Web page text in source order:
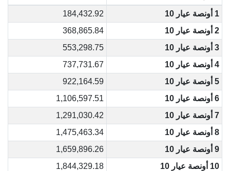
1 أونصة عيار 10
184,432.92
2 أونصة عيار 10
368,865.84
3 أونصة عيار 10
553,298.75
4 أونصة عيار 10
737,731.67
5 أونصة عيار 10
922,164.59
6 أونصة عيار 10
1,106,597.51
7 أونصة عيار 10
1,291,030.42
8 أونصة عيار 10
1,475,463.34
9 أونصة عيار 10
1,659,896.26
10 أونصة عيار 10
1,844,329.18